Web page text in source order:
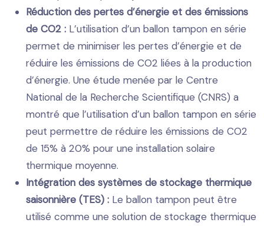
Réduction des pertes d’énergie et des émissions
de CO2 : L’utilisation d’un ballon tampon en série
permet de minimiser les pertes d’énergie et de
réduire les émissions de CO2 liées à la production
d’énergie. Une étude menée par le Centre
National de la Recherche Scientifique (CNRS) a
montré que l’utilisation d’un ballon tampon en série
peut permettre de réduire les émissions de CO2
de 15% à 20% pour une installation solaire
thermique moyenne.
Intégration des systèmes de stockage thermique
saisonnière (TES) : Le ballon tampon peut être
utilisé comme une solution de stockage thermique